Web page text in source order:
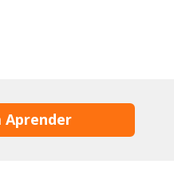
Aprender